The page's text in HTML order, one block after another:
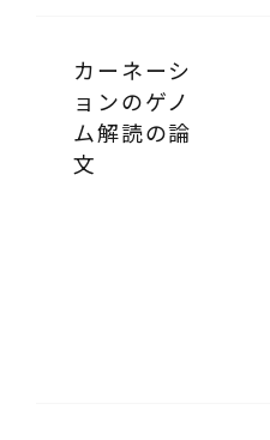
カーネーシ
ョンのゲノ
ム解読の論
文